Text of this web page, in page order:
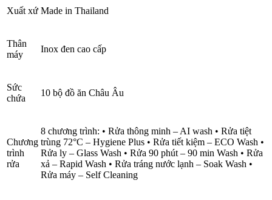
Xuất xứ Made in Thailand
Thân
máy
Inox đen cao cấp
Sức
chứa
10 bộ đồ ăn Châu Âu
Chương
trình
rửa
8 chương trình: • Rửa thông minh – AI wash • Rửa tiệt
trùng 72°C – Hygiene Plus • Rửa tiết kiệm – ECO Wash •
Rửa ly – Glass Wash • Rửa 90 phút – 90 min Wash • Rửa
xả – Rapid Wash • Rửa tráng nước lạnh – Soak Wash •
Rửa máy – Self Cleaning